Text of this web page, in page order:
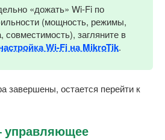
«дожать» Wi-Fi по
(мощность, режимы,
загляните в
Wi-Fi на MikroTik.
завершены, остается перейти к
управляющее